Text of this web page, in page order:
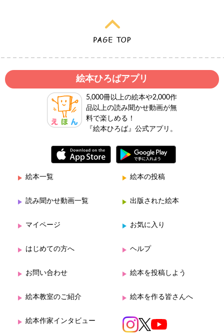
絵本ひろばアプリ
5,000冊以上の絵本や2,000作
品以上の読み聞かせ動画が無
料で楽しめる！
『絵本ひろば』公式アプリ。
絵本一覧 絵本の投稿
読み聞かせ動画一覧 出版された絵本
マイページ お気に入り
はじめての方へ ヘルプ
お問い合わせ 絵本を投稿しよう
絵本教室のご紹介 絵本を作る皆さんへ
絵本作家インタビュー